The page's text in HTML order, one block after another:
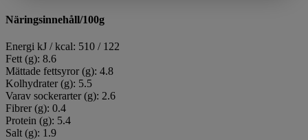
Näringsinnehåll/100g
Energi kJ / kcal: 510 / 122
Fett (g): 8.6
Mättade fettsyror (g): 4.8
Kolhydrater (g): 5.5
Varav sockerarter (g): 2.6
Fibrer (g): 0.4
Protein (g): 5.4
Salt (g): 1.9